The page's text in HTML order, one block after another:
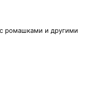
ромашками и другими